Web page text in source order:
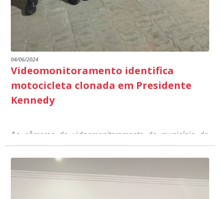
04/06/2024
Videomonitoramento identifica
motocicleta clonada em Presidente
Kennedy
As câmeras de videomonitoramento do município de
Presidente Kennedy identificaram neste fim de semana,
01 de junho, uma motocicleta com indícios de
adulteração, imediatamente, a central de
videomonitoramento acionou a Guarda Civil Municipal,
Durante a abordagem a adulteração foi comprovada,
através da conferência do Chassi, a motocicleta, bem